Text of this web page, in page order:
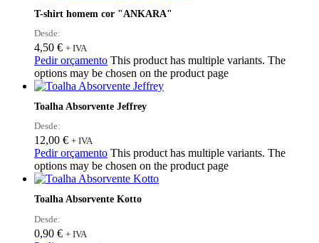
T-shirt homem cor "ANKARA"
Desde:
4,50 € + IVA
Pedir orçamento This product has multiple variants. The
options may be chosen on the product page
Toalha Absorvente Jeffrey
Desde:
12,00 € + IVA
Pedir orçamento This product has multiple variants. The
options may be chosen on the product page
Toalha Absorvente Kotto
Desde:
0,90 € + IVA